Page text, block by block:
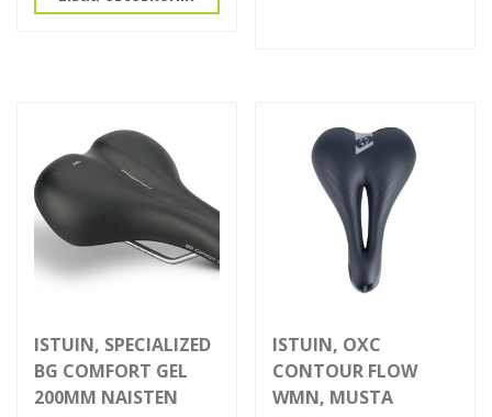
ISTUIN, SPECIALIZED
BG COMFORT GEL
200MM NAISTEN
ISTUIN, OXC
CONTOUR FLOW
WMN, MUSTA